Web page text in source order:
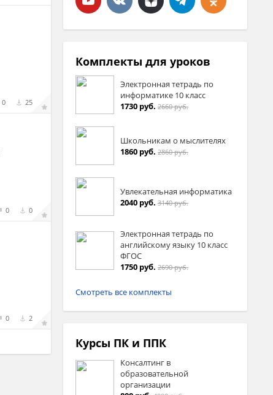
0 25
0 0
0 2
Комплекты для уроков
Электронная тетрадь по
информатике 10 класс
1730 руб. 2660 руб.
Школьникам о мыслителях
1860 руб. 2860 руб.
Увлекательная информатика
2040 руб. 3140 руб.
Электронная тетрадь по
английскому языку 10 класс
ФГОС
1750 руб. 2690 руб.
Смотреть все комплекты
Курсы ПК и ППК
Консалтинг в
образовательной
организации